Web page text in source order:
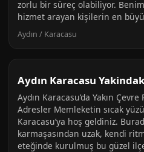
zorlu bir süreç olabiliyor.
hizmet arayan kişilerin en
Aydın / Karacasu
Aydın Karacasu
Aydın Karacasu’da Yakın
Adresler Memleketin sıcak
Karacasu’ya hoş geldiniz.
karmaşasından uzak, kendi
eteğinde kurulmuş bu güzel